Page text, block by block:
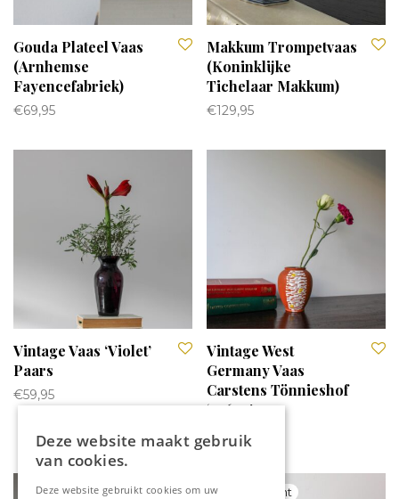
Gouda Plateel Vaas
(Arnhemse
Fayencefabriek)
€69,95
Makkum Trompetvaas
(Koninklijke
Tichelaar Makkum)
€129,95
Vintage Vaas ‘Violet’
Paars
€59,95
Vintage West
Germany Vaas
Carstens Tönnieshof
‘526 13’
€ 49,95
Deze website maakt gebruik
van cookies.
Deze website gebruikt cookies om uw